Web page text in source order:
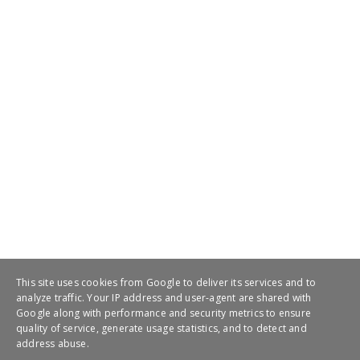
This site uses cookies from Google to deliver its services and to
analyze traffic. Your IP address and user-agent are shared with
Google along with performance and security metrics to ensure
quality of service, generate usage statistics, and to detect and
address abuse.